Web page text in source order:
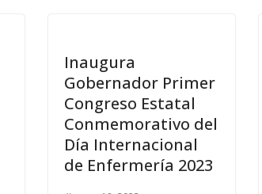
Inaugura
Gobernador Primer
Congreso Estatal
Conmemorativo del
Día Internacional
de Enfermería 2023